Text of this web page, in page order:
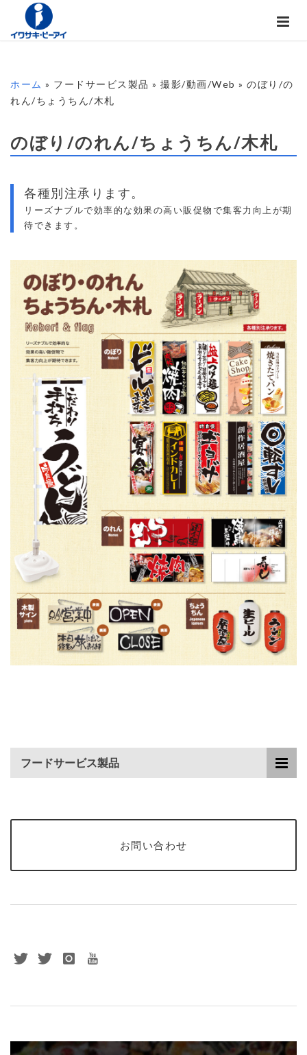
ホーム » フードサービス製品 » 撮影/動画/Web » のぼり/の
れん/ちょうちん/木札
のぼり/のれん/ちょうちん/木札
各種別注承ります。
リーズナブルで効率的な効果の高い販促物で集客力向上が期
待できます。
フードサービス製品
お問い合わせ